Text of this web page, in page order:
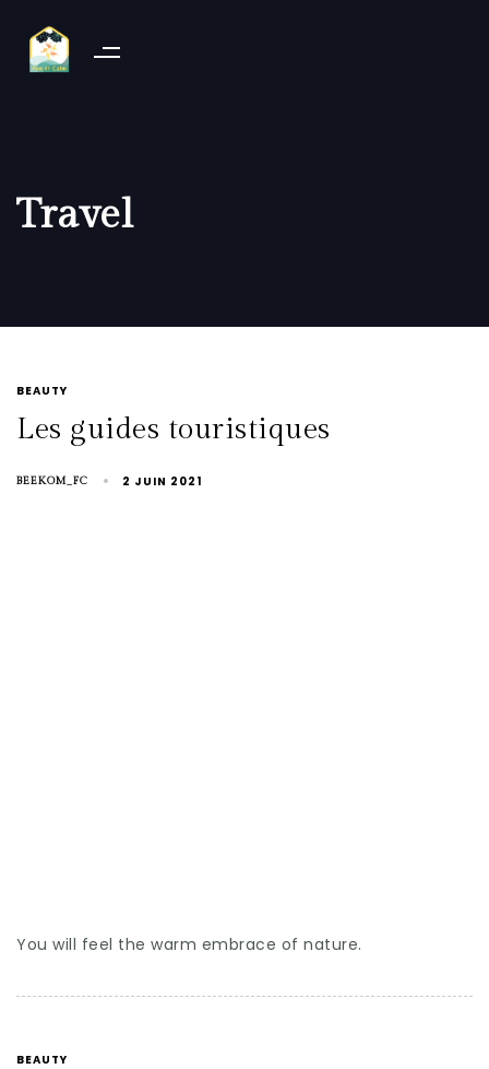
Travel
BEAUTY
Les guides touristiques
BEEKOM_FC 2 JUIN 2021
You will feel the warm embrace of nature.
BEAUTY